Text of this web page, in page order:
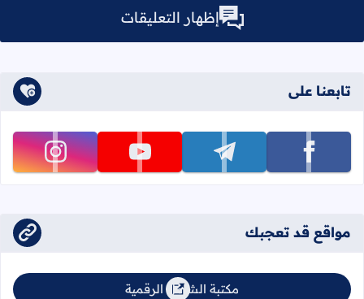
إظهار التعليقات
تابعنا على
تابعنا على facebook تابعنا على telegram تابعنا على youtube تابعنا على instagram
مواقع قد تعجبك
مكتبة الشامل الرقمية